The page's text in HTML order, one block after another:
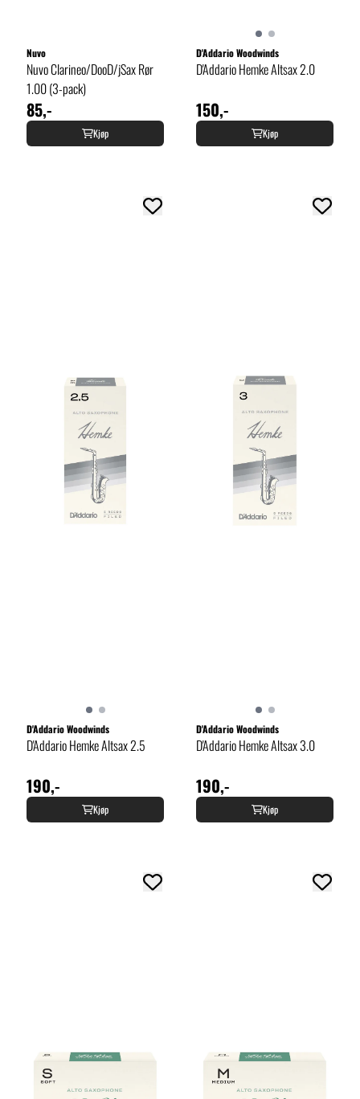
Nuvo
Nuvo Clarineo/DooD/jSax Rør
1.00 (3-pack)
85,-
Kjøp
D'Addario Woodwinds
D'Addario Hemke Altsax 2.0
150,-
Kjøp
D'Addario Woodwinds
D'Addario Hemke Altsax 2.5
190,-
Kjøp
D'Addario Woodwinds
D'Addario Hemke Altsax 3.0
190,-
Kjøp